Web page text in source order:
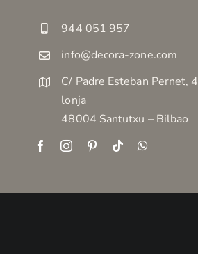
944 051 957
info@decora-zone.com
C/ Padre Esteban Pernet, 4
lonja
48004 Santutxu – Bilbao